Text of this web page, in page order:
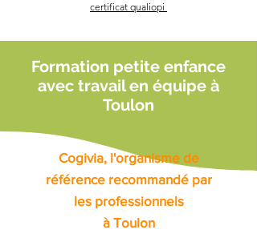
certificat qualiopi
Formation petite enfance
avec travail en équipe à
Toulon
Cogivia, l'organisme de
référence recommandé par
les professionnels
à Toulon